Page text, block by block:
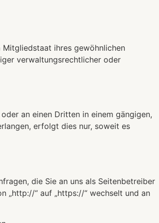
Mitgliedstaat ihres gewöhnlichen
verwaltungsrechtlicher oder
an einen Dritten in einem gängigen,
erfolgt dies nur, soweit es
die Sie an uns als Seitenbetreiber
„http://“ auf „https://“ wechselt und an